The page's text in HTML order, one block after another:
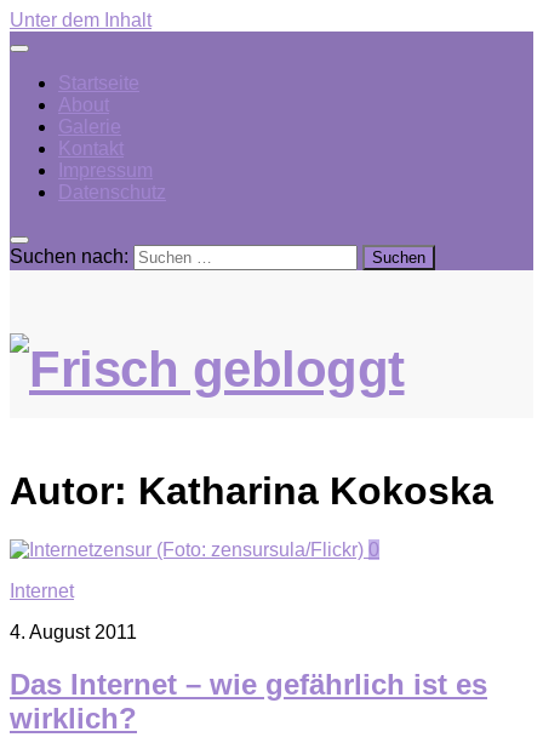
Unter dem Inhalt
Startseite
About
Galerie
Kontakt
Impressum
Datenschutz
Suchen nach:
Autor: Katharina Kokoska
0
Internet
4. August 2011
Das Internet – wie gefährlich ist es
wirklich?